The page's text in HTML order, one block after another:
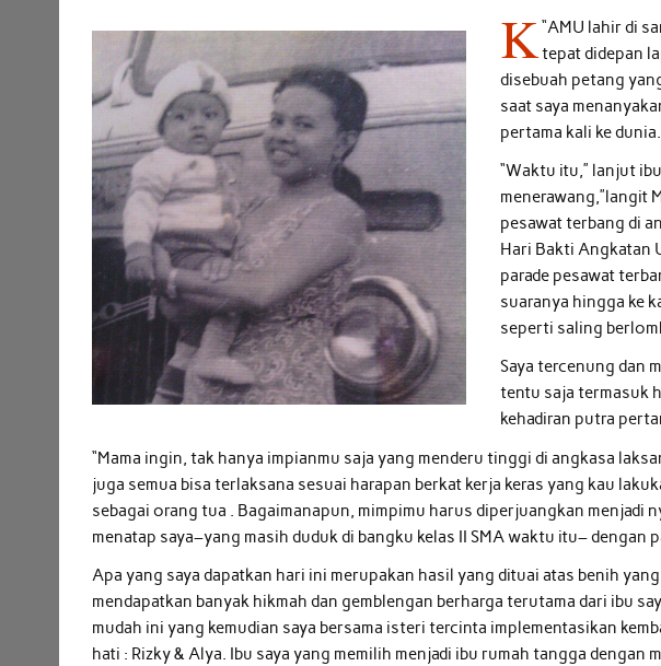
“
K AMU lahir di
tepat didepan
disebuah petang
saat saya
pertama kali ke dunia.
“Waktu itu,” lanjut
menerawang,”langit
pesawat terbang di
Hari Bakti Angkatan
parade pesawat
suaranya hingga ke
seperti saling
Saya tercenung dan
tentu saja termasuk
kehadiran putra
“Mama ingin, tak hanya impianmu saja yang menderu tinggi di angkasa
juga semua bisa terlaksana sesuai harapan berkat kerja keras yang kau
sebagai orang tua . Bagaimanapun, mimpimu harus diperjuangkan menjadi
menatap saya–yang masih duduk di bangku kelas II SMA waktu itu– dengan
Apa yang saya dapatkan hari ini merupakan hasil yang dituai atas benih
mendapatkan banyak hikmah dan gemblengan berharga terutama dari ibu
mudah ini yang kemudian saya bersama isteri tercinta implementasikan
hati : Rizky & Alya. Ibu saya yang memilih menjadi ibu rumah tangga